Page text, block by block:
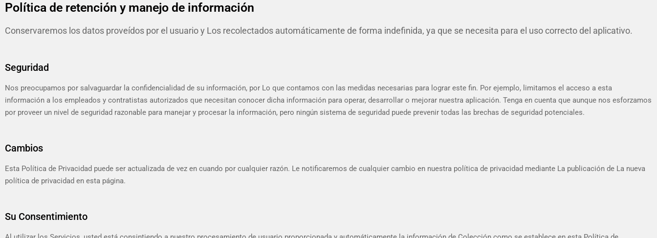
Política de retención y manejo de información
Conservaremos los datos proveídos por el usuario y Los recolectados automáticamente de forma indefinida, ya que se necesita para el uso correcto del aplicativo.
Seguridad
Nos preocupamos por salvaguardar la confidencialidad de su información, por Lo que contamos con las medidas necesarias para lograr este fin. Por ejemplo, limitamos el acceso a esta
información a los empleados y contratistas autorizados que necesitan conocer dicha información para operar, desarrollar o mejorar nuestra aplicación. Tenga en cuenta que aunque nos esforzamos
por proveer un nivel de seguridad razonable para manejar y procesar la información, pero ningún sistema de seguridad puede prevenir todas las brechas de seguridad potenciales.
Cambios
Esta Política de Privacidad puede ser actualizada de vez en cuando por cualquier razón. Le notificaremos de cualquier cambio en nuestra política de privacidad mediante La publicación de La nueva
política de privacidad en esta página.
Su Consentimiento